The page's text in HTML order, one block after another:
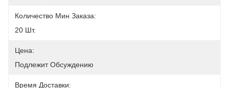
Количество Мин Заказа:
20 Шт.
Цена:
Подлежит Обсуждению
Время Доставки: